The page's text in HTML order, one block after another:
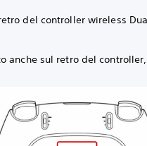
del controller wireless
anche sul retro del